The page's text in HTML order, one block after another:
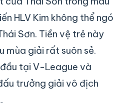
HLV Kim không thể ngó
Sơn. Tiền vệ trẻ này
mùa giải rất suôn sẻ.
tại V-League và
trưởng giải vô địch